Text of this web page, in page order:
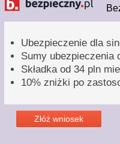
Ubezpieczenie dla
Sumy ubezpieczenia
Składka od 34 pln
10% zniżki po
Złóż wniosek